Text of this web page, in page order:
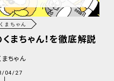
まちゃん
まちゃん！を徹底解説
まちゃん
04/27